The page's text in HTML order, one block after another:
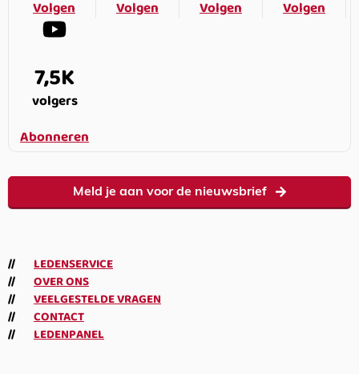
Volgen
Volgen
Volgen
Volgen
7,5K
volgers
Abonneren
Meld je aan voor de nieuwsbrief
LEDENSERVICE
OVER ONS
VEELGESTELDE VRAGEN
CONTACT
LEDENPANEL